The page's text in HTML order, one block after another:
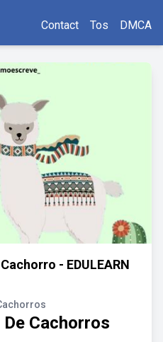
Contact Tos DMCA
- EDULEARN
Cachorros